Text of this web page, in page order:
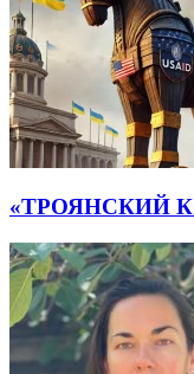
«ТРОЯНСКИЙ